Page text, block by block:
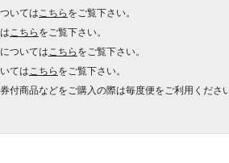
いては こちらをご覧下さい。
こちらをご覧下さい。
ついては こちらをご覧下さい。
ては こちらをご覧下さい。
付商品などをご購入の際は毎度便をご利用くださ